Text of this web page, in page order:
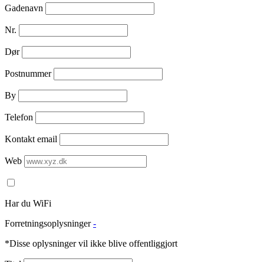
Gadenavn
Nr.
Dør
Postnummer
By
Telefon
Kontakt email
Web
Har du WiFi
Forretningsoplysninger -
*Disse oplysninger vil ikke blive offentliggjort